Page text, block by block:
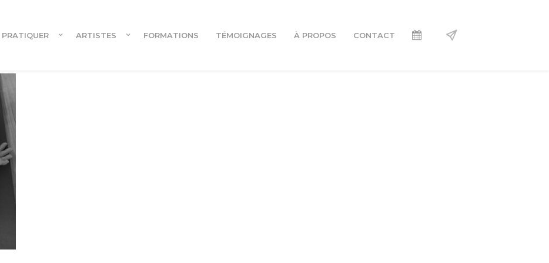
PRATIQUER ARTISTES FORMATIONS TÉMOIGNAGES À PROPOS CONTACT